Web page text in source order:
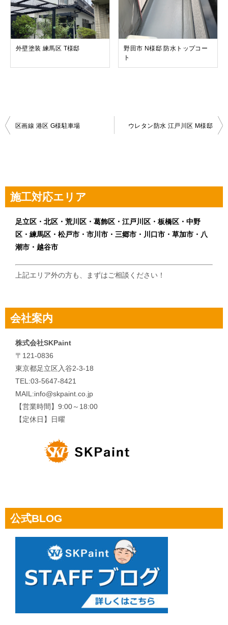
外壁塗装 練馬区 T様邸
野田市 N様邸 防水トップコー
ト
投
ゲ
ー
区画線 港区 G様駐車場 ウレタン防水 江戸川区 M様邸
施工対応エリア
足立区・北区・荒川区・葛飾区・江戸川区・板橋区・中野
区・練馬区・松戸市・市川市・三郷市・川口市・草加市・八
潮市・越谷市
上記エリア外の方も、まずはご相談ください！
会社案内
株式会社SKPaint
〒121-0836
東京都足立区入谷2-3-18
TEL:03-5647-8421
MAIL:info@skpaint.co.jp
【営業時間】9:00～18:00
【定休日】日曜
公式BLOG